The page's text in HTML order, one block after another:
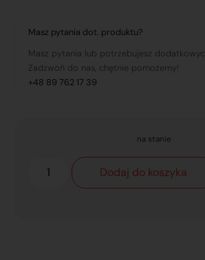
Masz pytania dot. produktu?
Masz pytania lub potrzebujesz
Zadzwoń do nas, chętnie pomożemy!
+48 89 762 17 39
na stanie
Dodaj do koszyka